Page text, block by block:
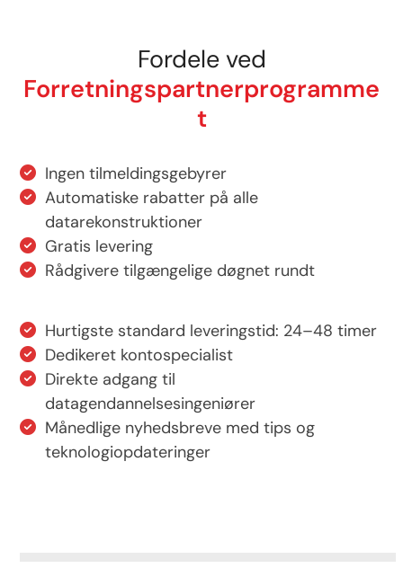
Fordele ved
Forretningspartnerprogramme
t
Ingen tilmeldingsgebyrer
Automatiske rabatter på alle
datarekonstruktioner
Gratis levering
Rådgivere tilgængelige døgnet rundt
Hurtigste standard leveringstid: 24–48 timer
Dedikeret kontospecialist
Direkte adgang til
datagendannelsesingeniører
Månedlige nyhedsbreve med tips og
teknologiopdateringer